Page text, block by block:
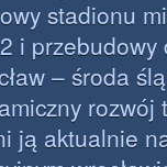
stadionu
i przebudowy
– środa
rozwój
ją aktualnie